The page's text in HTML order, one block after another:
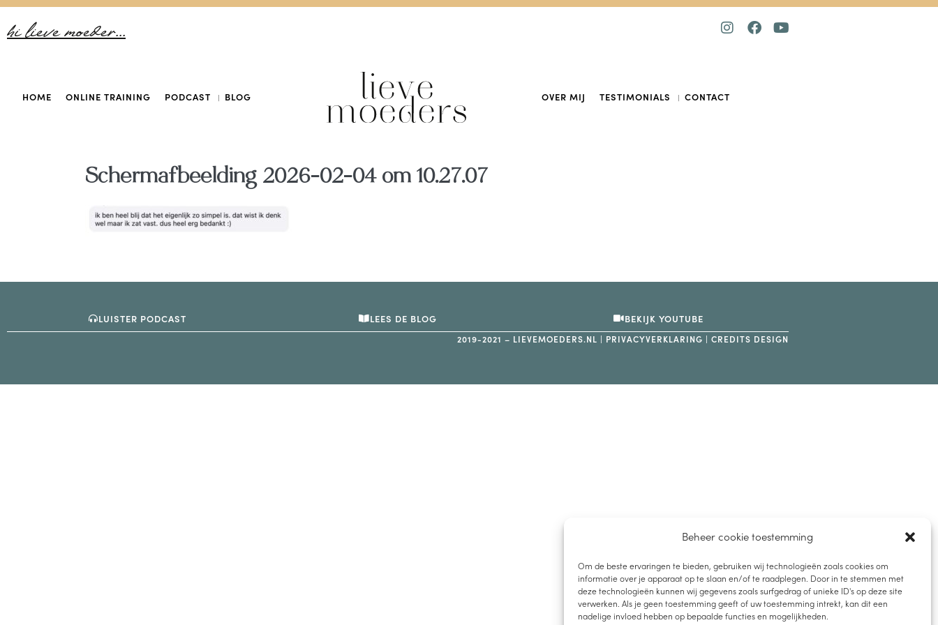
Beheer cookie toestemming
Om de beste ervaringen te bieden, gebruiken wij technologieën zoals cookies om
informatie over je apparaat op te slaan en/of te raadplegen. Door in te stemmen met
deze technologieën kunnen wij gegevens zoals surfgedrag of unieke ID's op deze site
verwerken. Als je geen toestemming geeft of uw toestemming intrekt, kan dit een
nadelige invloed hebben op bepaalde functies en mogelijkheden.
hi lieve moeder...
HOME ONLINE TRAINING PODCAST BLOG OVER MIJ TESTIMONIALS CONTACT
Scherm­afbeelding 2026-02-04 om 10.27.07
LUISTER PODCAST LEES DE BLOG BEKIJK YOUTUBE
2019-2021 – LIEVEMOEDERS.NL | PRIVACYVERKLARING | CREDITS DESIGN